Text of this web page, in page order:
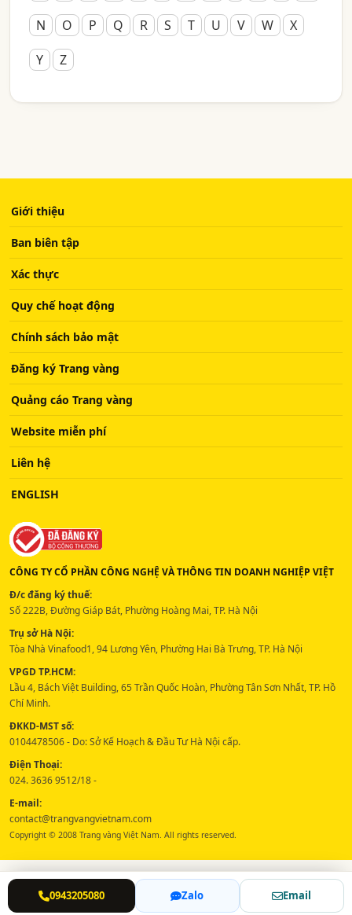
0943205080 Zalo Email
N
O P Q R S T U V W
X
Y
Z
Giới thiệu
Ban biên tập
Xác thực
Quy chế hoạt động
Chính sách bảo mật
Đăng ký Trang vàng
Quảng cáo Trang vàng
Website miễn phí
Liên hệ
ENGLISH
CÔNG TY CỔ PHẦN CÔNG NGHỆ VÀ THÔNG TIN DOANH NGHIỆP VIỆT
Đ/c đăng ký thuế:
Số 222B, Đường Giáp Bát, Phường Hoàng Mai, TP. Hà Nội
Trụ sở Hà Nội:
Tòa Nhà Vinafood1, 94 Lương Yên, Phường Hai Bà Trưng, TP. Hà Nội
VPGD TP.HCM:
Lầu 4, Bách Việt Building, 65 Trần Quốc Hoàn, Phường Tân Sơn Nhất, TP. Hồ
Chí Minh.
ĐKKD-MST số:
0104478506 - Do: Sở Kế Hoạch & Đầu Tư Hà Nội cấp.
Điện Thoại:
024. 3636 9512/18 -
E-mail:
contact@trangvangvietnam.com
Copyright © 2008 Trang vàng Việt Nam. All rights reserved.